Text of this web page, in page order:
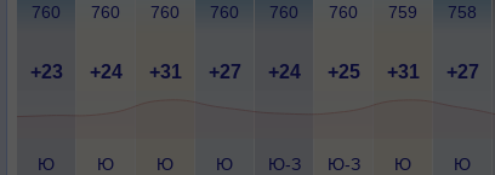
760 760 760 760 760 760 759 758
+23 +24 +31 +27 +24 +25 +31 +27
Ю
Ю
Ю
Ю
Ю-З
Ю-З
Ю
Ю